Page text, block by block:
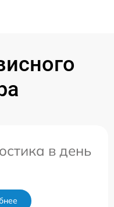
в день